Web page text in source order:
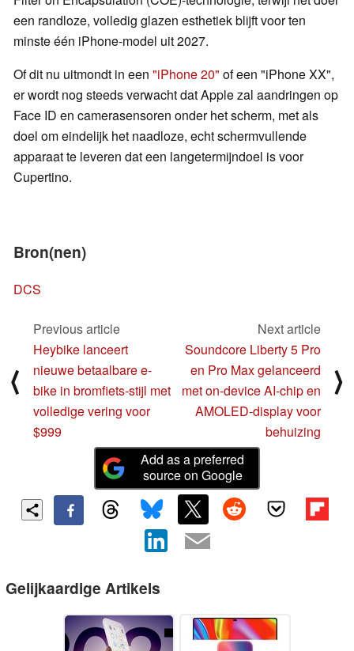
een randloze, volledig glazen esthetiek blijft voor ten
minste één iPhone-model uit 2027.
Of dit nu uitmondt in een "iPhone 20" of een "iPhone XX",
er wordt nog steeds verwacht dat Apple zal aandringen op
Face ID en camerasensoren onder het scherm, met als
doel om eindelijk het naadloze, echt schermvullende
apparaat te leveren dat een langetermijndoel is voor
Cupertino.
Bron(nen)
DCS
⟨
Previous article
Heybike lanceert
nieuwe betaalbare e-
bike in bromfiets-stijl met
volledige vering voor
$999
Next article
Soundcore Liberty 5 Pro
en Pro Max gelanceerd
met on-device AI-chip en
AMOLED-display voor
behuizing
⟩
Add as a preferred
source on Google
Gelijkaardige Artikels